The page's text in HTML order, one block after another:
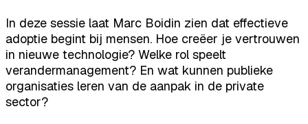
In deze sessie laat Marc Boidin zien dat effectieve
adoptie begint bij mensen. Hoe creëer je vertrouwen
in nieuwe technologie? Welke rol speelt
verandermanagement? En wat kunnen publieke
organisaties leren van de aanpak in de private
sector?